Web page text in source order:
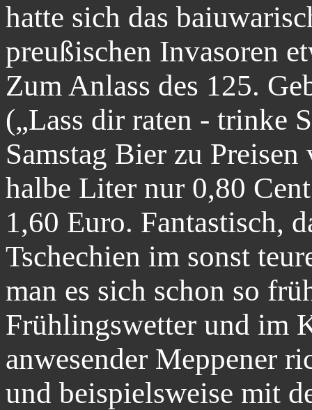
hatte sich das
preußischen Invasoren
Zum Anlass des 125.
(„Lass dir raten - trinke
Samstag Bier zu Preisen
halbe Liter nur 0,80
1,60 Euro. Fantastisch,
Tschechien im sonst
man es sich schon so
Frühlingswetter und im
anwesender Meppener
und beispielsweise mit